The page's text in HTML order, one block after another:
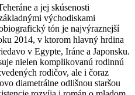
a jej skúsenosti
východiskami
tón je najvýraznejší
2014, v ktorom hlavný hrdina
v Egypte, Iráne a Japonsku.
nielen komplikovanú rodinnú
rodičov, ale i čoraz
diametrálne odlišnou staršou